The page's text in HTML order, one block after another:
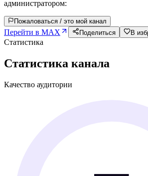
администратором:
Пожаловаться / это мой канал
Перейти в MAX Поделиться В
Статистика
Статистика канала
Качество аудитории